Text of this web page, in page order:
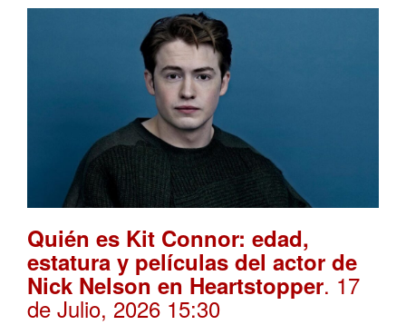
Quién es Kit Connor: edad,
estatura y películas del actor de
Nick Nelson en Heartstopper. 17
de Julio, 2026 15:30